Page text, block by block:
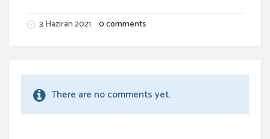
3 Haziran 2021 0 comments
There are no comments yet.